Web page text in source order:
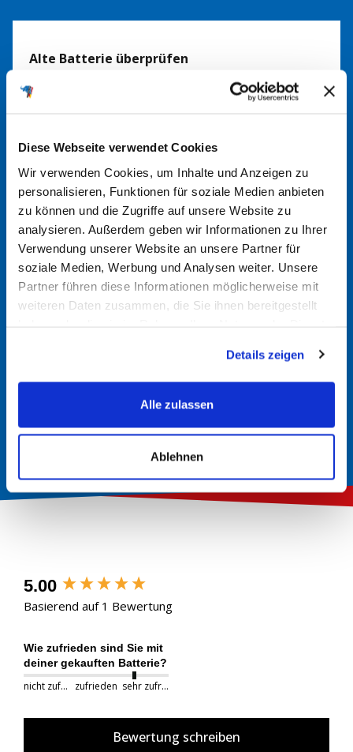
Diese Webseite verwendet Cookies
Wir verwenden Cookies, um Inhalte und Anzeigen zu
personalisieren, Funktionen für soziale Medien anbieten
zu können und die Zugriffe auf unsere Website zu
analysieren. Außerdem geben wir Informationen zu Ihrer
Verwendung unserer Website an unsere Partner für
soziale Medien, Werbung und Analysen weiter. Unsere
Partner führen diese Informationen möglicherweise mit
weiteren Daten zusammen, die Sie ihnen bereitgestellt
Details zeigen
Alle zulassen
Ablehnen
Alte Batterie überprüfen
Manchmal sind die Spezifikationen direkt auf der alten
Batterie aufgedruckt. Dort finden Sie möglicherweise
und die physikalischen Abmessungen.
Batteriefinder nutzen
Nutzen Sie gerne unseren
von Fahrzeugmarke, Modell und Motorisierung können
Sie so die passende Batterie für Ihr Fahrzeug finden. Bei
Fragen kommen Sie gerne auf uns zu.
In der Regel finden Sie im Handbuch Ihres Fahrzeugs
Informationen über den richtigen Batterietyp. Hier werden
die erforderlichen Spezifikationen und Größen angegeben.
5.00
Basierend auf 1 Bewertung
Wie zufrieden sind Sie mit
deiner gekauften Batterie?
nicht zufrieden zufrieden sehr zufrieden
Bewertung schreiben
New content loaded